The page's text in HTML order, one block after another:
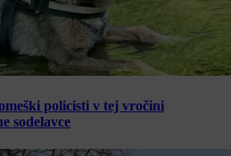
policisti v tej vročini
sodelavce